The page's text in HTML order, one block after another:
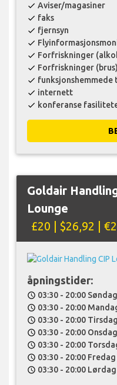
check Aviser/magasiner
check faks
check fjernsyn
check
check Forfriskninger
check Forfriskninger (brus)
check funksjonshemmede
check internett
check konferanse
Goldair
Lounge
£20 | $26,92 |
åpningstider:
schedule 03:30 - 20:00 Søndag
schedule 03:30 - 20:00
schedule 03:30 - 20:00 Tirsdag
schedule 03:30 - 20:00 Onsdag
schedule 03:30 - 20:00
schedule 03:30 - 20:00 Fredag
schedule 03:30 - 20:00 Lørdag